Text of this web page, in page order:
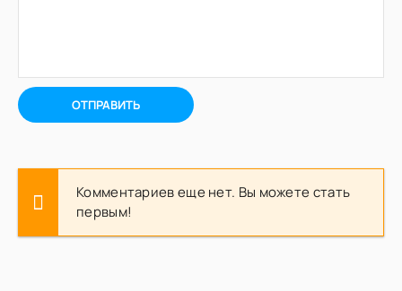
ОТПРАВИТЬ
Комментариев еще нет. Вы можете стать
первым!